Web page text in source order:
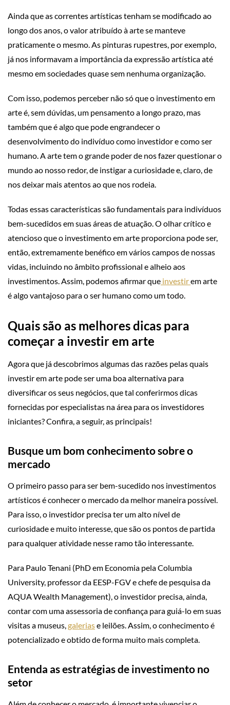
Ainda que as correntes artísticas tenham se modificado ao
longo dos anos, o valor atribuído à arte se manteve
praticamente o mesmo. As pinturas rupestres, por exemplo,
já nos informavam a importância da expressão artística até
mesmo em sociedades quase sem nenhuma organização.
Com isso, podemos perceber não só que o investimento em
arte é, sem dúvidas, um pensamento a longo prazo, mas
também que é algo que pode engrandecer o
desenvolvimento do indivíduo como investidor e como ser
humano. A arte tem o grande poder de nos fazer questionar o
mundo ao nosso redor, de instigar a curiosidade e, claro, de
nos deixar mais atentos ao que nos rodeia.
Todas essas características são fundamentais para indivíduos
bem-sucedidos em suas áreas de atuação. O olhar crítico e
atencioso que o investimento em arte proporciona pode ser,
então, extremamente benéfico em vários campos de nossas
vidas, incluindo no âmbito profissional e alheio aos
investimentos. Assim, podemos afirmar que investirem arte
é algo vantajoso para o ser humano como um todo.
Quais são as melhores dicas para
começar a investir em arte
Agora que já descobrimos algumas das razões pelas quais
investir em arte pode ser uma boa alternativa para
diversificar os seus negócios, que tal conferirmos dicas
fornecidas por especialistas na área para os investidores
iniciantes? Confira, a seguir, as principais!
Busque um bom conhecimento sobre o
mercado
O primeiro passo para ser bem-sucedido nos investimentos
artísticos é conhecer o mercado da melhor maneira possível.
Para isso, o investidor precisa ter um alto nível de
curiosidade e muito interesse, que são os pontos de partida
para qualquer atividade nesse ramo tão interessante.
Para Paulo Tenani (PhD em Economia pela Columbia
University, professor da EESP-FGV e chefe de pesquisa da
AQUA Wealth Management), o investidor precisa, ainda,
contar com uma assessoria de confiança para guiá-lo em suas
visitas a museus,galeriase leilões. Assim, o conhecimento é
potencializado e obtido de forma muito mais completa.
Entenda as estratégias de investimento no
setor